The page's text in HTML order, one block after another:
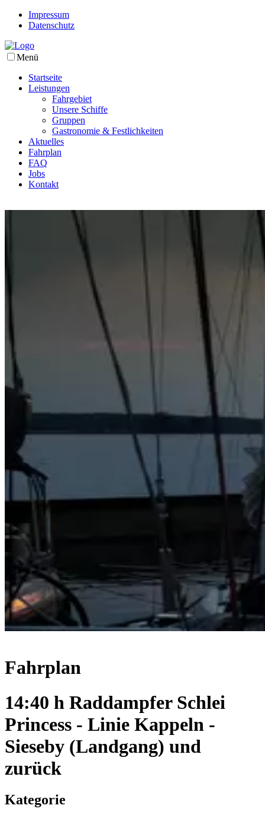
Impressum
Datenschutz
Menü
Startseite
Leistungen
Fahrgebiet
Unsere Schiffe
Gruppen
Gastronomie & Festlichkeiten
Aktuelles
Fahrplan
FAQ
Jobs
Kontakt
Fahrplan
14:40 h Raddampfer Schlei
Princess - Linie Kappeln -
Sieseby (Landgang) und
zurück
Kategorie